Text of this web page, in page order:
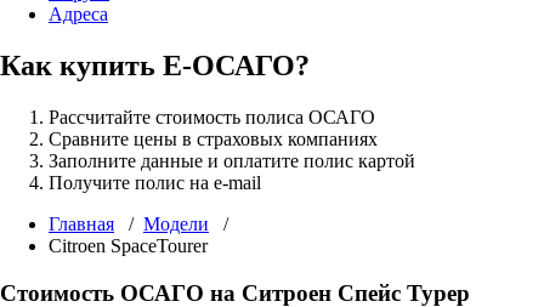
Адреса
Как купить Е-ОСАГО?
Рассчитайте стоимость полиса ОСАГО
Сравните цены в страховых компаниях
Заполните данные и оплатите полис картой
Получите полис на e-mail
Главная / Модели /
Citroen SpaceTourer
Стоимость ОСАГО на Ситроен Спейс Турер